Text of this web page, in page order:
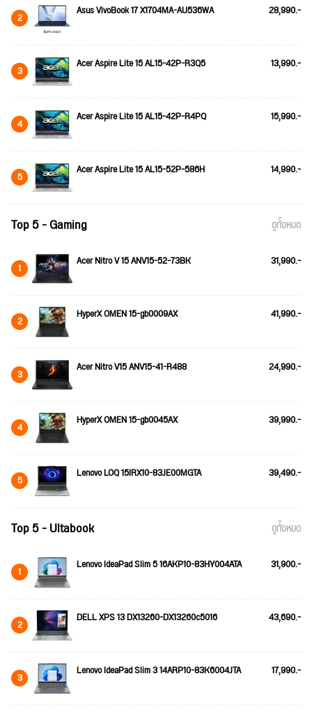
2 Asus VivoBook 17 X1704MA-AU536WA 28,990.-
3 Acer Aspire Lite 15 AL15-42P-R3Q5 13,990.-
4 Acer Aspire Lite 15 AL15-42P-R4PQ 15,990.-
5 Acer Aspire Lite 15 AL15-52P-586H 14,990.-
Top 5 - Gaming ดูทั้งหมด
1 Acer Nitro V 15 ANV15-52-73BK 31,990.-
2 HyperX OMEN 15-gb0009AX 41,990.-
3 Acer Nitro V15 ANV15-41-R488 24,990.-
4 HyperX OMEN 15-gb0045AX 39,990.-
5 Lenovo LOQ 15IRX10-83JE00MGTA 39,490.-
Top 5 - Ultabook ดูทั้งหมด
1 Lenovo IdeaPad Slim 5 16AKP10-83HY004ATA 31,900.-
2 DELL XPS 13 DX13260-DX13260c5016 43,690.-
3 Lenovo IdeaPad Slim 3 14ARP10-83K6004JTA 17,990.-